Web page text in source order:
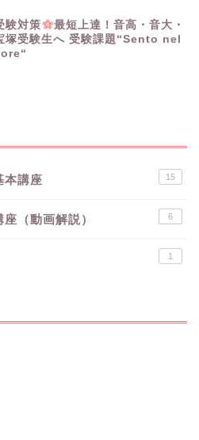
験対策
最短上達！音高・音大・
塚受験生へ 受験課題“Sento nel
本講座 15
（動画解説） 6
1